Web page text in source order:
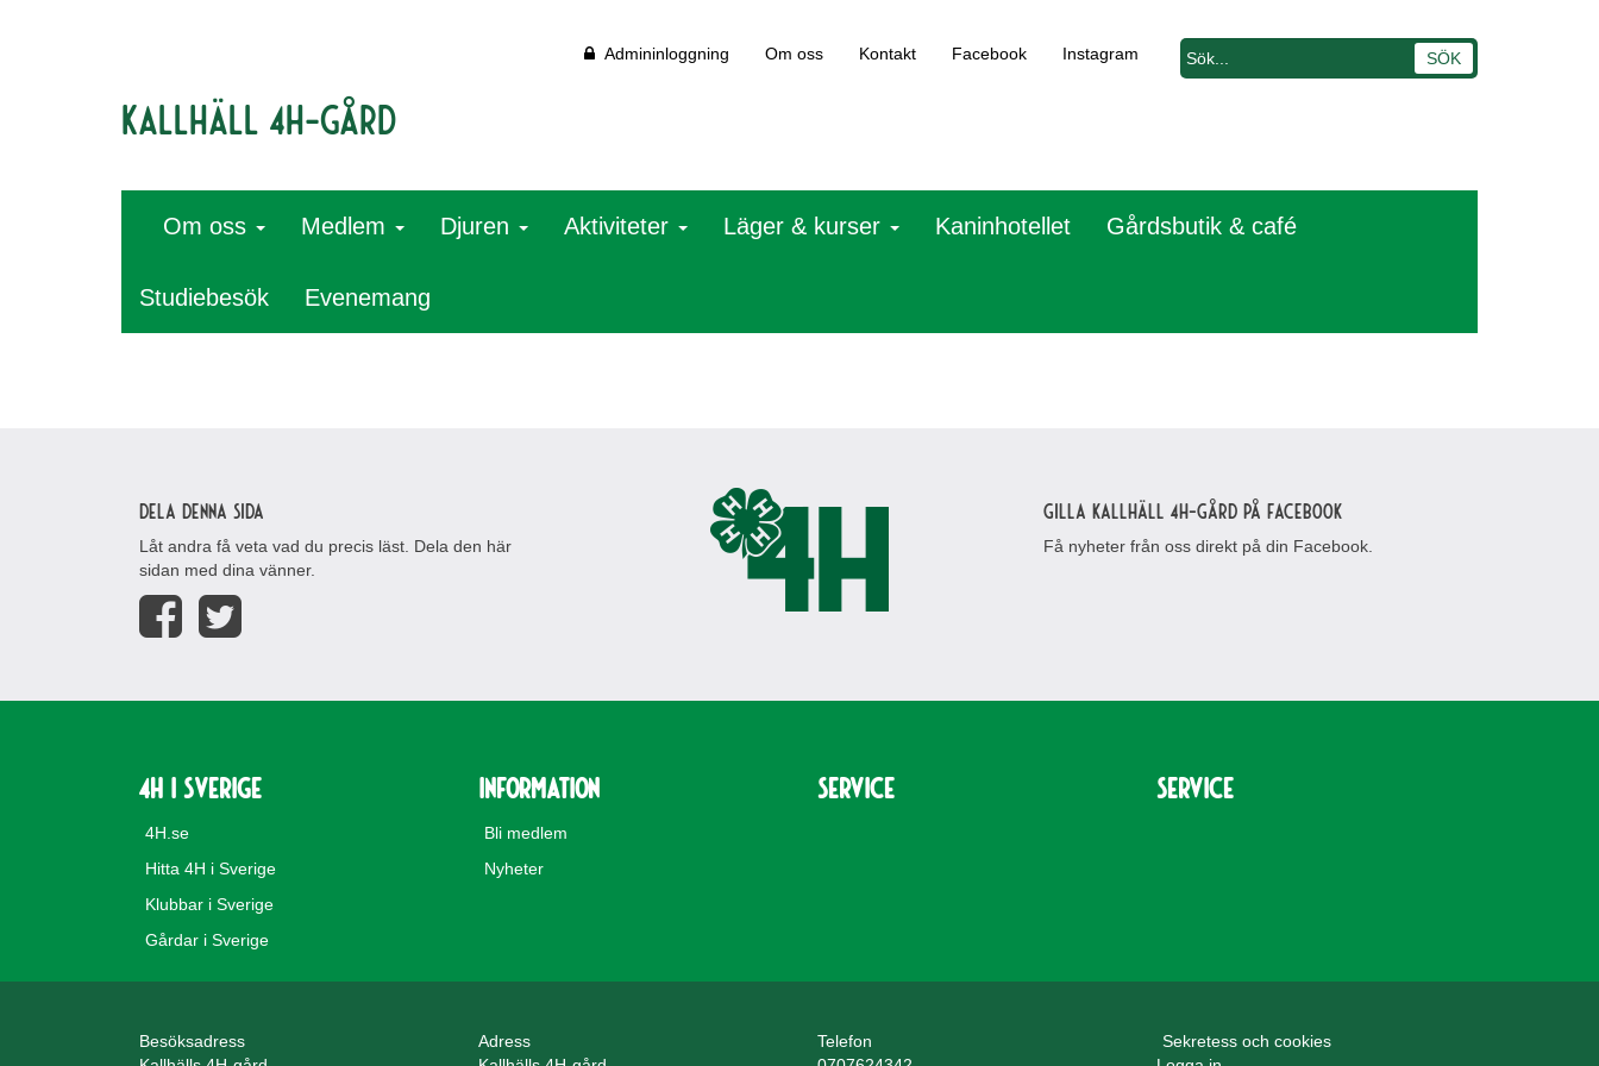
Kallhäll 4H-gård
Admininloggning Om oss Kontakt Facebook Instagram
Om oss Medlem Djuren Aktiviteter Läger & kurser Kaninhotellet Gårdsbutik & café
Studiebesök Evenemang
Dela denna sida
Låt andra få veta vad du precis läst. Dela den här
sidan med dina vänner.
Gilla Kallhäll 4H-gård på Facebook
Få nyheter från oss direkt på din Facebook.
4H i Sverige
4H.se
Hitta 4H i Sverige
Klubbar i Sverige
Gårdar i Sverige
Information
Bli medlem
Nyheter
Service Service
Besöksadress
Adress
Telefon
Sekretess och cookies